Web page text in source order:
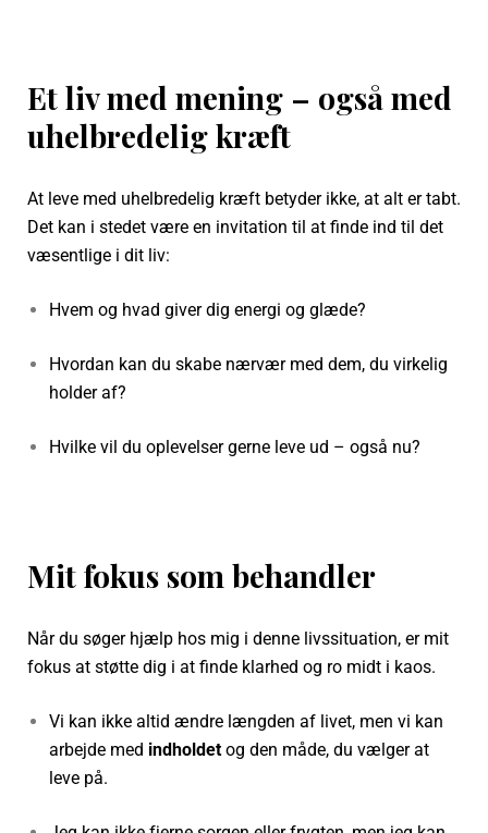
Et liv med mening – også med
uhelbredelig kræft
At leve med uhelbredelig kræft betyder ikke, at alt er tabt.
Det kan i stedet være en invitation til at finde ind til det
væsentlige i dit liv:
Hvem og hvad giver dig energi og glæde?
Hvordan kan du skabe nærvær med dem, du virkelig
holder af?
Hvilke vil du oplevelser gerne leve ud – også nu?
Mit fokus som behandler
Når du søger hjælp hos mig i denne livssituation, er mit
fokus at støtte dig i at finde klarhed og ro midt i kaos.
Vi kan ikke altid ændre længden af livet, men vi kan
arbejde med indholdetog den måde, du vælger at
leve på.